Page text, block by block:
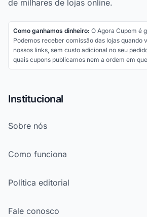
de milhares de lojas online.
Como ganhamos dinheiro: O Agora Cupom é
Podemos receber comissão das lojas quando
nossos links, sem custo adicional no seu
quais cupons publicamos nem a ordem em
Institucional
Sobre nós
Como funciona
Política editorial
Fale conosco